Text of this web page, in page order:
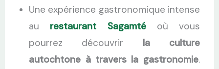
Une expérience gastronomique intense
au restaurant Sagamtéoù vous
pourrez découvrir la culture
autochtone à travers la gastronomie.